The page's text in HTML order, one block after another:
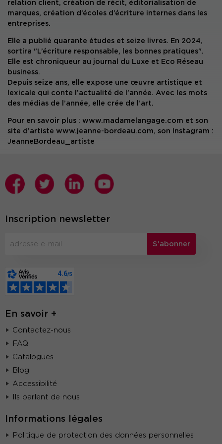
relation client, création de récit, éditorialisation de
marques, création d’écoles d’écriture internes dans les
entreprises.
Elle a publié quarante études et seize livres. En 2024,
sortira "L’écriture responsable, les bonnes pratiques".
Elle est chroniqueur au journal du Luxe et Eco Réseau
business.
Depuis seize ans, elle expose une œuvre artistique et
lexicale qui conte l’actualité de l’année. Avec les mots
des médias de l’année, elle crée de l’art.
Pour en savoir plus : www.madamelangage.com et son
site d’artiste www.jeanne-bordeau.com, son Instagram :
JeanneBordeau_artiste
Inscription newsletter
S'abonner
En savoir +
Contactez-nous
FAQ
Catalogues
Blog
Accessibilité
Ils parlent de nous
Informations légales
Politique de protection des données personnelles